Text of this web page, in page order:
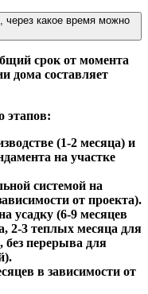
через какое время можно
срок от момента
дома составляет
этапов:
(1-2 месяца) и
на участке
системой на
от проекта).
усадку (6-9 месяцев
2-3 теплых месяца для
без перерыва для
в зависимости от